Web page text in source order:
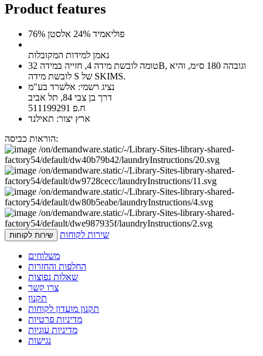
Product features
76% פוליאמיד 24% אלסטן
נאמן למידות המקובלות
טומה לובשת מידה 4, חזייה במידה 32B, וגובהה 180 ס״מ, והיא
לובשת מידה S של SKIMS.
נציג רשמי: אלשרד בע"מ
דרך בן צבי 84, תל אביב
ח.פ 511199291
ארץ יצור: תאילנד
הוראות כביסה:
שירות לקוחות שירות לקוחות
משלוחים
החלפות והחזרות
שאלות נפוצות
צרו קשר
תקנון
תקנון מועדון לקוחות
מדיניות פרטיות
מדיניות עוגיות
נגישות